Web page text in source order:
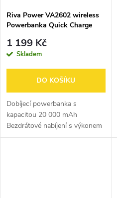
Riva Power VA2602 wireless
Powerbanka Quick Charge
1 199 Kč
Skladem
DO KOŠÍKU
Dobíjecí powerbanka s
kapacitou 20 000 mAh
Bezdrátové nabíjení s výkonem
10 W Podpora rychlonabíjecích